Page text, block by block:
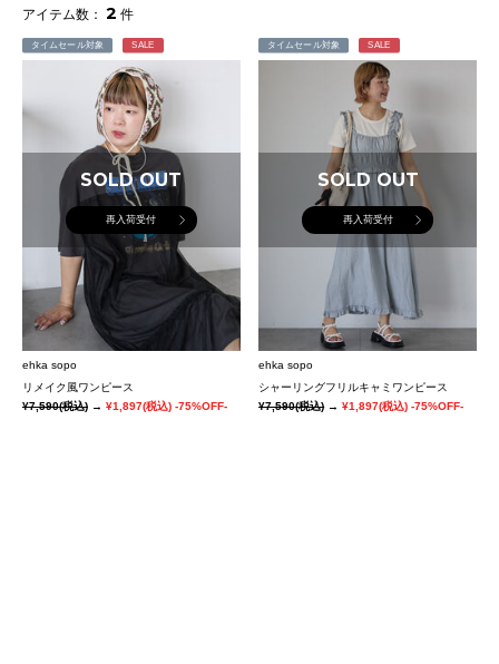
アイテム数： 2 件
タイムセール対象 SALE
SOLD OUT
再入荷受付
ehka sopo
リメイク風ワンピース
¥7,590(税込) → ¥1,897(税込) -75%OFF-
タイムセール対象 SALE
SOLD OUT
再入荷受付
ehka sopo
シャーリングフリルキャミワンピース
¥7,590(税込)→¥1,897(税込) -75%OFF-